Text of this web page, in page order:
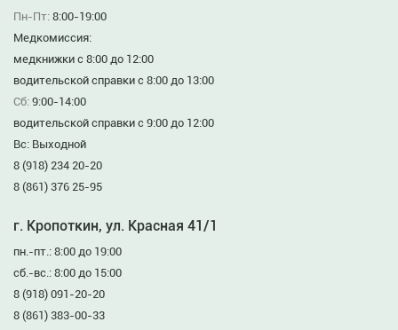
Пн-Пт: 8:00-19:00
Медкомиссия:
медкнижки с 8:00 до 12:00
водительской справки с 8:00 до 13:00
Сб: 9:00-14:00
водительской справки с 9:00 до 12:00
Вс: Выходной
8 (918) 234 20-20
8 (861) 376 25-95
г. Кропоткин, ул. Красная 41/1
пн.-пт.: 8:00 до 19:00
сб.-вс.: 8:00 до 15:00
8 (918) 091-20-20
8 (861) 383-00-33